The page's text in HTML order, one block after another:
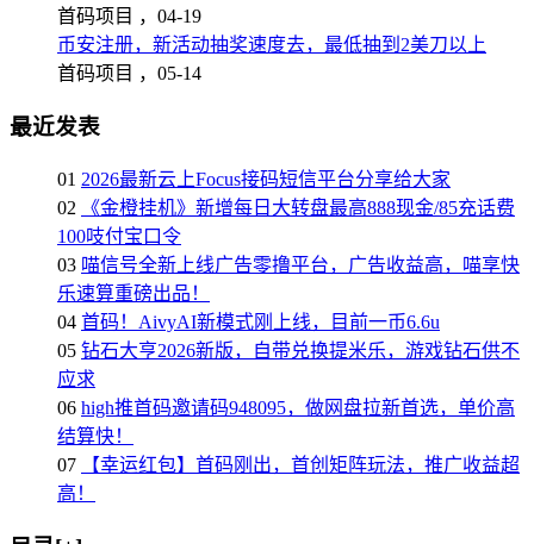
首码项目 ， 04-19
币安注册，新活动抽奖速度去，最低抽到2美刀以上
首码项目 ， 05-14
最近发表
01 2026最新云上Focus接码短信平台分享给大家
02
《金橙挂机》新增每日大转盘最高888现金/85充话费
100吱付宝口令
03 喵信号全新上线广告零撸平台，广告收益高，喵享快
乐速算重磅出品！
04 首码！AivyAI新模式刚上线，目前一币6.6u
05 钻石大亨2026新版，自带兑换提米乐，游戏钻石供不
应求
06 high推首码邀请码948095，做网盘拉新首选，单价高
结算快！
07
【幸运红包】首码刚出，首创矩阵玩法，推广收益超
高！